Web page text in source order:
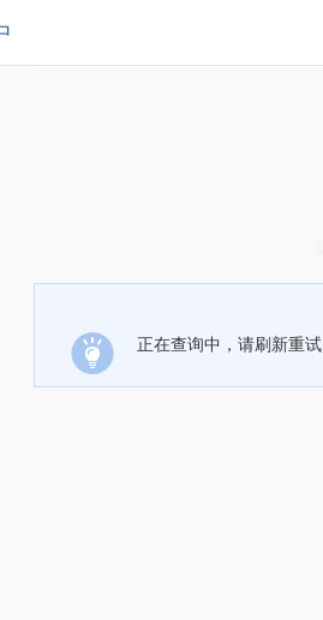
正在查询中，请刷新重试